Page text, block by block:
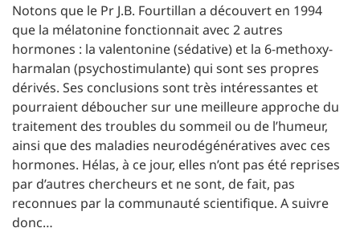
Notons que le Pr J.B. Fourtillan a découvert en 1994
que la mélatonine fonctionnait avec 2 autres
hormones : la valentonine (sédative) et la 6-methoxy-
harmalan (psychostimulante) qui sont ses propres
dérivés. Ses conclusions sont très intéressantes et
pourraient déboucher sur une meilleure approche du
traitement des troubles du sommeil ou de l’humeur,
ainsi que des maladies neurodégénératives avec ces
hormones. Hélas, à ce jour, elles n’ont pas été reprises
par d’autres chercheurs et ne sont, de fait, pas
reconnues par la communauté scientifique. A suivre
donc…